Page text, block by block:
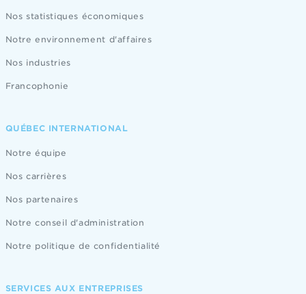
Nos statistiques économiques
Notre environnement d'affaires
Nos industries
Francophonie
QUÉBEC INTERNATIONAL
Notre équipe
Nos carrières
Nos partenaires
Notre conseil d'administration
Notre politique de confidentialité
SERVICES AUX ENTREPRISES